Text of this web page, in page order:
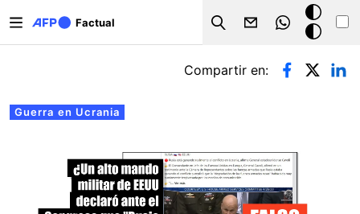
Factual
Search
Modo
oscuro
Solapas principales
Guerra en Ucrania
Compartir en: